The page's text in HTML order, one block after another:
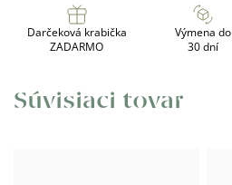
Darčeková krabička
ZADARMO
Výmena do
30 dní
Súvisiaci tovar